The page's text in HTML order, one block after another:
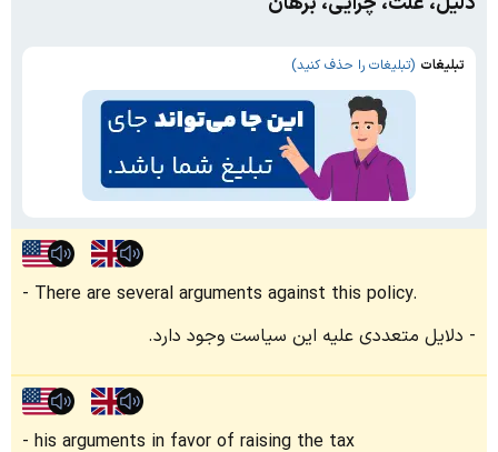
تبلیغات (تبلیغات را حذف کنید)
There are several arguments against this policy.
دلایل متعددی علیه این سیاست وجود دارد.
his arguments in favor of raising the tax